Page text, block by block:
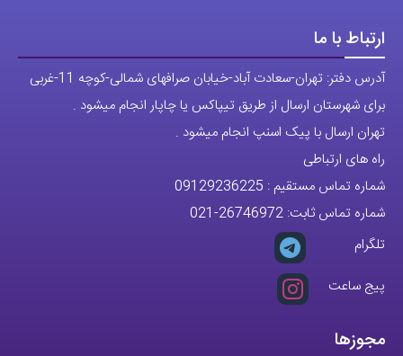
ارتباط با ما
آدرس دفتر: تهران-سعادت آباد-خیابان صرافهای شمالی-کوچه 11-غربی
برای شهرستان ارسال از طریق تیپاکس یا چاپار انجام میشود .
تهران ارسال با پیک اسنپ انجام میشود .
راه های ارتباطی
شماره تماس مستقیم :09129236225
شماره تماس ثابت:26746972